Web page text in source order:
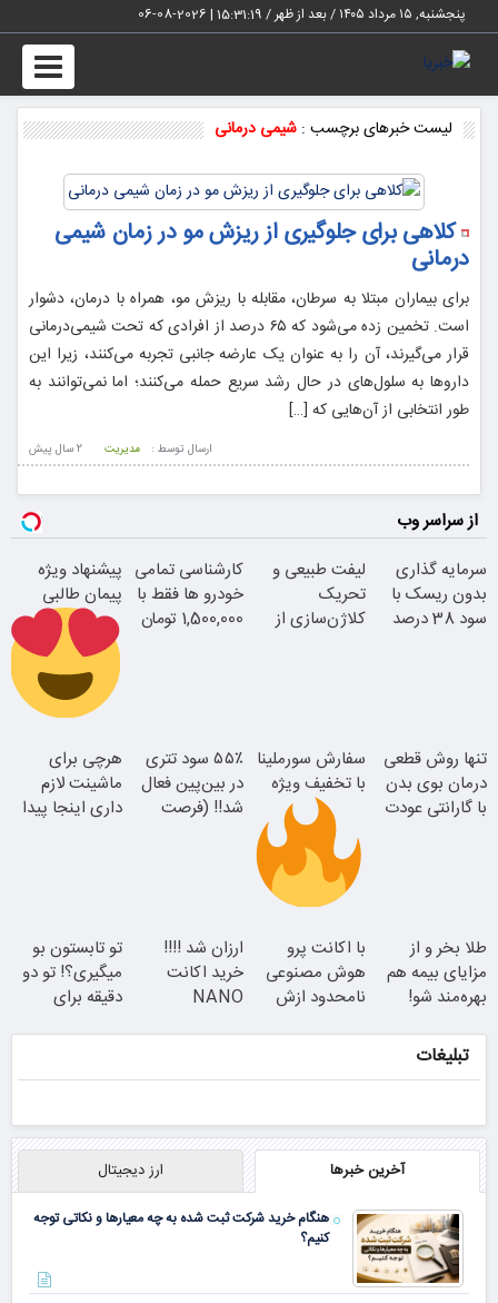
پنجشنبه, ۱۵ مرداد ۱۴۰۵ / بعد از ظهر / 15:31:19
|
2026-08-06
Toggle
لیست خبرهای برچسب : شیمی درمانی
کلاهی برای جلوگیری از ریزش مو در زمان شیمی
درمانی
برای بیماران مبتلا به سرطان، مقابله با ریزش مو، همراه با درمان، دشوار
است. تخمین زده می‌شود که ۶۵ درصد از افرادی که تحت شیمی‌درمانی
قرار می‌گیرند، آن را به عنوان یک عارضه جانبی تجربه می‌کنند، زیرا این
داروها به سلول‌های در حال رشد سریع حمله می‌کنند؛ اما نمی‌توانند به
طور انتخابی از آن‌هایی که […]
2 سال پيش ارسال توسط : مدیریت
از سراسر وب
سرمایه گذاری
بدون ریسک با
سود 38 درصد
لیفت طبیعی و
تحریک
کلاژن‌سازی از
جوان شو
کارشناسی تمامی
خودرو ها فقط با
1,500,000 تومان
پیشنهاد ویژه
پیمان طالبی
با تخفیف ویژه
تنها روش قطعی
درمان بوی بدن
با گارانتی عودت
همین الان ببین
سفارش سورملینا
با تخفیف ویژه
محدود!!!!
۵۵٪ سود تتری
در بین‌پین فعال
شد!! (فرصت
هرچی برای
ماشینت لازم
داری اینجا پیدا
طلا بخر و از
مزایای بیمه هم
بهره‌مند شو!
با اکانت پرو
هوش مصنوعی
نامحدود ازش
ارزان شد !!!!
خرید اکانت
NANO
تو تابستون بو
میگیری؟! تو دو
دقیقه برای
تبلیغات
آخرین خبرها ارز دیجیتال
هنگام خرید شرکت ثبت شده به چه معیارها و نکاتی توجه
کنیم؟